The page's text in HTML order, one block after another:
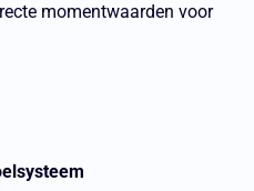
momentwaarden voor